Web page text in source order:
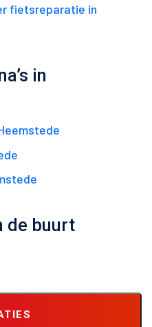
fietsreparatie in
in
de buurt